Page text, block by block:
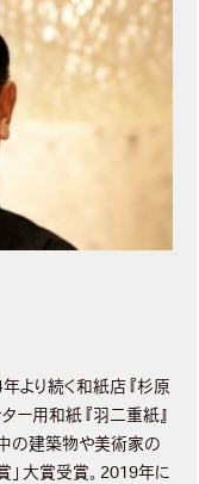
より続く和紙店『杉原
ー用和紙『羽二重紙』
の建築物や美術家の
」大賞受賞。2019年に